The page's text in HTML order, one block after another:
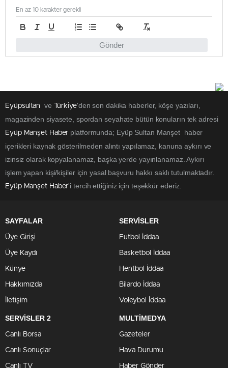
Gönder
En az 10 karakter gerekli
Eyüpsultan ve Türkiye'den son dakika haberler, köşe yazıları,
magazinden siyasete, spordan seyahate bütün konuların tek adresi
Eyüp Manşet Haber platformunda; Eyüp Sultan Manşet haber
içerikleri kaynak gösterilmeden alıntı yapılamaz, kanuna aykırı ve
izinsiz olarak kopyalanamaz, başka yerde yayınlanamaz. Aykırı
işlem yapan kişi/kişiler için yasal başvuru hakkı saklı tutulmaktadır.
Eyüp Manşet Haber'i tercih ettiğiniz için teşekkür ederiz.
SAYFALAR
Üye Girişi
Üye Kaydı
Künye
Hakkımızda
İletişim
SERVİSLER
Futbol İddaa
Basketbol İddaa
Hentbol İddaa
Bilardo İddaa
Voleybol İddaa
SERVİSLER 2
Canlı Borsa
Canlı Sonuçlar
Canlı TV
MULTİMEDYA
Gazeteler
Hava Durumu
Haber Gönder